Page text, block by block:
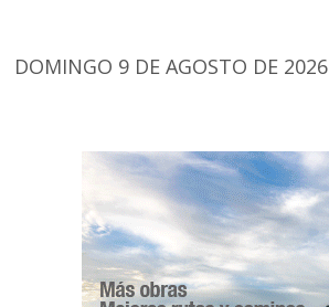
DOMINGO 9 DE AGOSTO DE 2026